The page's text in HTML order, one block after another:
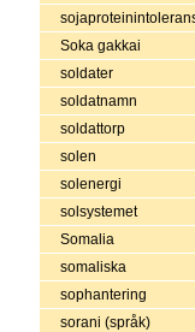
Soka gakkai
soldater
soldatnamn
soldattorp
solen
solenergi
solsystemet
Somalia
somaliska
sophantering
sorani (språk)